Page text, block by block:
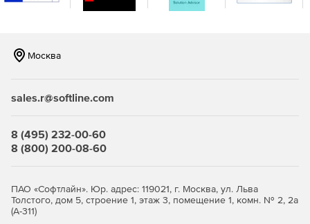
настоящее время отечественных и зарубежных сред
Гибкость и удобство администрирования – продукт
соответствуют политике безопасности компании.
Антивирусная проверка потоков данных при
передаче файлов (FTP-трафик) и просмотре сетевых
Москва
sales.r@softline.com
8 (495) 232-00-60
8 (800) 200-08-60
ПАО «Софтлайн». Юр. адрес: 119021, г. Москва, ул. Льва
Толстого, дом 5, строение 1, этаж 3, помещение 1, комн. № 2, 2а
(А-311)